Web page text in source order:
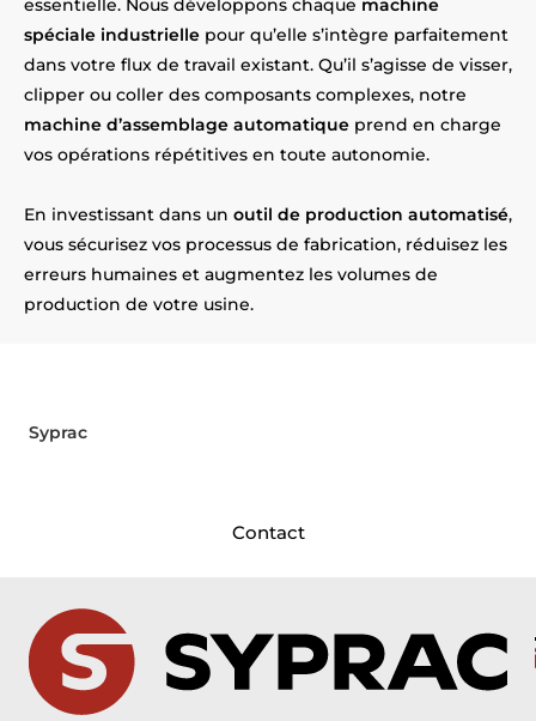
spéciale industrielle pour qu’elle s’intègre parfaitement
dans votre flux de travail existant. Qu’il s’agisse de visser,
clipper ou coller des composants complexes, notre
machine d’assemblage automatique prend en charge
vos opérations répétitives en toute autonomie.
En investissant dans un outil de production automatisé,
vous sécurisez vos processus de fabrication, réduisez les
erreurs humaines et augmentez les volumes de
production de votre usine.
Syprac
Contact